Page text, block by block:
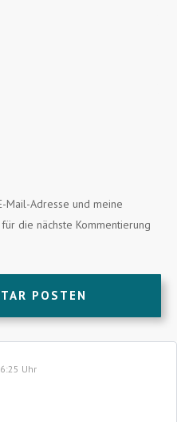
Mail-Adresse und meine
die nächste Kommentierung
POSTEN
Uhr